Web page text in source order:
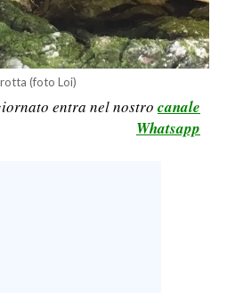
(foto Loi)
entra nel nostro canale
Whatsapp